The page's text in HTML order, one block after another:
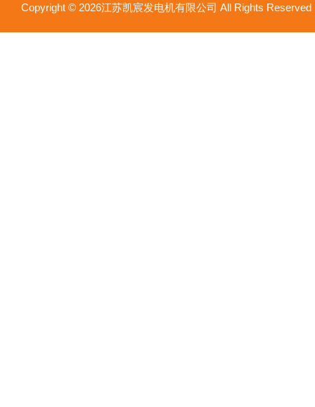
Copyright © 2026江苏凯宸发电机有限公司 All Rights